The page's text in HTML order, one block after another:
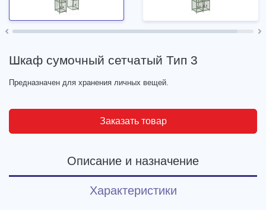
Шкаф сумочный сетчатый Тип 3
Предназначен для хранения личных вещей.
Заказать товар
Описание и назначение
Характеристики